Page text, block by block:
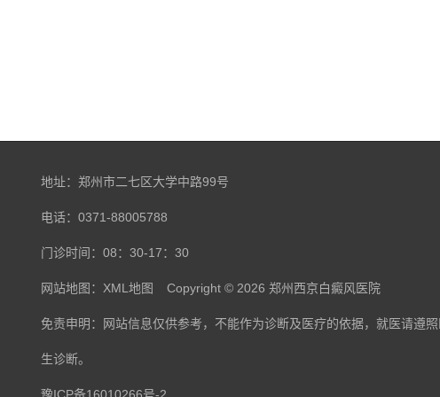
地址：郑州市二七区大学中路99号
电话：0371-88005788
门诊时间：08：30-17：30
网站地图： XML地图 Copyright © 2026 郑州西京白癜风医院
免责申明：网站信息仅供参考，不能作为诊断及医疗的依据，就医请遵
生诊断。